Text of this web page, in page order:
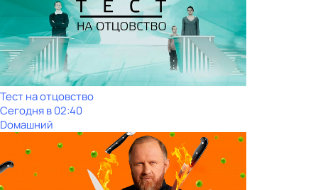
Тест на отцовство
Сегодня в 02:40
Dомашний